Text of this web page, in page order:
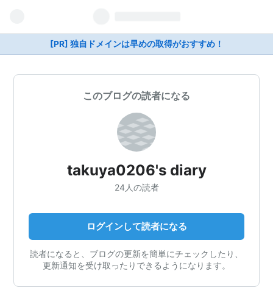
[PR] 独自ドメインは早めの取得がおすすめ！
このブログの読者になる
takuya0206's diary
24人の読者
ログインして読者になる
読者になると、ブログの更新を簡単にチェックしたり、
更新通知を受け取ったりできるようになります。